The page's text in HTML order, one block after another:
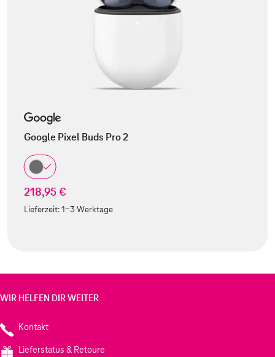
Google Pixel Buds Pro 2
218,95 €
Lieferzeit:1-3 Werktage
WIR HELFEN DIR WEITER
Kontakt
Lieferstatus & Retoure